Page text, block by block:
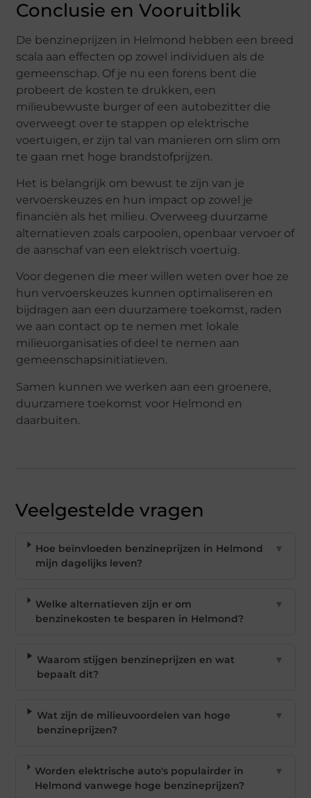
Conclusie en Vooruitblik
De benzineprijzen in Helmond hebben een breed
scala aan effecten op zowel individuen als de
gemeenschap. Of je nu een forens bent die
probeert de kosten te drukken, een
milieubewuste burger of een autobezitter die
overweegt over te stappen op elektrische
voertuigen, er zijn tal van manieren om slim om
te gaan met hoge brandstofprijzen.
Het is belangrijk om bewust te zijn van je
vervoerskeuzes en hun impact op zowel je
financiën als het milieu. Overweeg duurzame
alternatieven zoals carpoolen, openbaar vervoer of
de aanschaf van een elektrisch voertuig.
Voor degenen die meer willen weten over hoe ze
hun vervoerskeuzes kunnen optimaliseren en
bijdragen aan een duurzamere toekomst, raden
we aan contact op te nemen met lokale
milieuorganisaties of deel te nemen aan
gemeenschapsinitiatieven.
Samen kunnen we werken aan een groenere,
duurzamere toekomst voor Helmond en
daarbuiten.
Veelgestelde vragen
Hoe beïnvloeden benzineprijzen in Helmond
mijn dagelijks leven?
▼
Welke alternatieven zijn er om
benzinekosten te besparen in Helmond?
▼
Waarom stijgen benzineprijzen en wat
bepaalt dit?
▼
Wat zijn de milieuvoordelen van hoge
benzineprijzen?
▼
Worden elektrische auto's populairder in
Helmond vanwege hoge benzineprijzen?
▼